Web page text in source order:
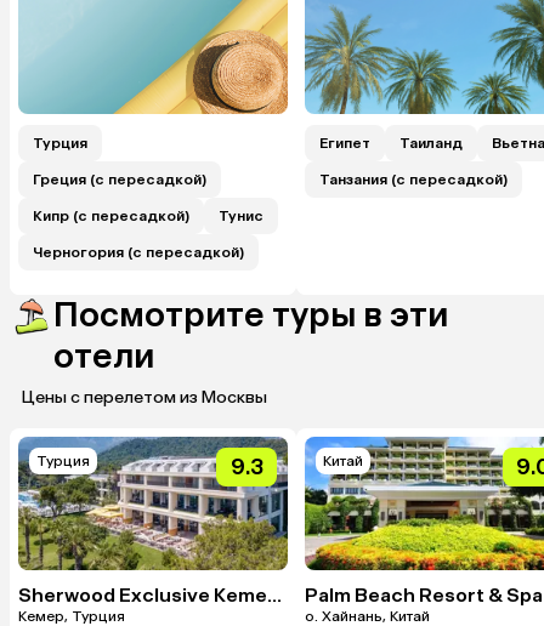
Турция
Греция (с пересадкой)
Кипр (с пересадкой) Тунис
Черногория (с пересадкой)
Египет Таиланд
Танзания (с пересадкой)
Посмотрите туры в эти
отели
Цены с перелетом из Москвы
Турция 9.3
Sherwood Exclusive Kemer (Ex. Sherwood Club Kemer)
Кемер, Турция
Китай
Palm Beach Resort & Spa
о. Хайнань, Китай